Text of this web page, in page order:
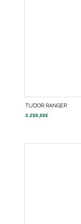
TUDOR RANGER
3.250,00€